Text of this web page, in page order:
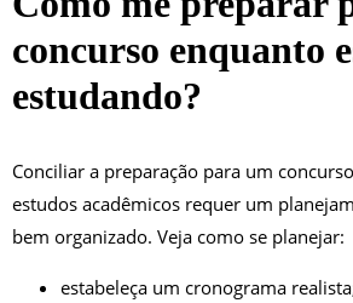
concurso enquanto
estudando?
Conciliar a preparação para um
estudos acadêmicos requer um
bem organizado. Veja como se planejar:
estabeleça um cronograma